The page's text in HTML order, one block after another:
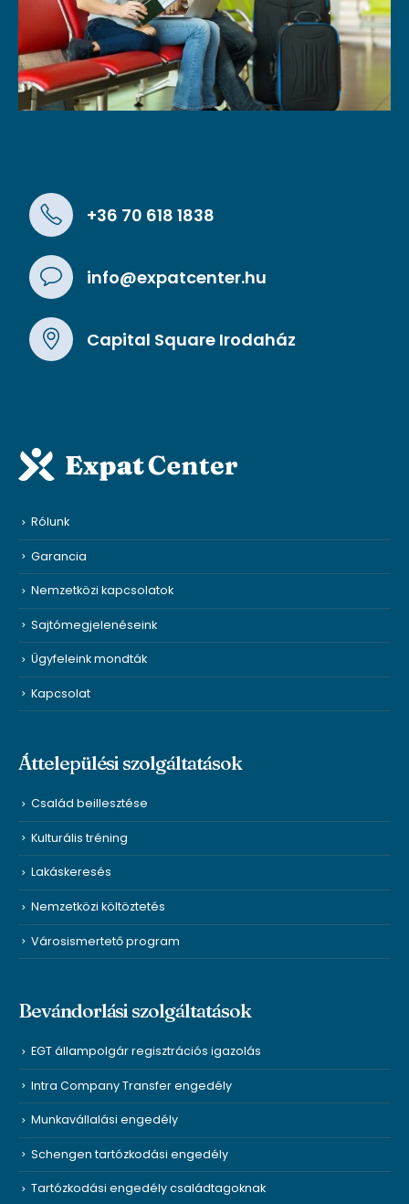
+36 70 618 1838
info@expatcenter.hu
Capital Square Irodaház
Rólunk
Garancia
Nemzetközi kapcsolatok
Sajtómegjelenéseink
Ügyfeleink mondták
Kapcsolat
Áttelepülési szolgáltatások
Család beillesztése
Kulturális tréning
Lakáskeresés
Nemzetközi költöztetés
Városismertető program
Bevándorlási szolgáltatások
EGT állampolgár regisztrációs igazolás
Intra Company Transfer engedély
Munkavállalási engedély
Schengen tartózkodási engedély
Tartózkodási engedély családtagoknak